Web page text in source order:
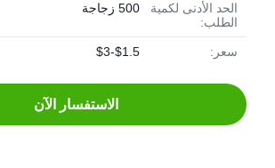
الحد الأدنى لكمية
الطلب:
500 زجاجة
سعر: $1.5-$3
الاستفسار الآن